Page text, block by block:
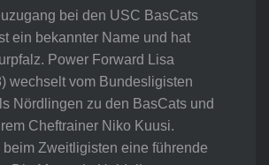
bei den USC BasCats
ein bekannter Name und hat
Power Forward Lisa
wechselt vom Bundesligisten
Nördlingen zu den BasCats und
Cheftrainer Niko Kuusi.
beim Zweitligisten eine führende